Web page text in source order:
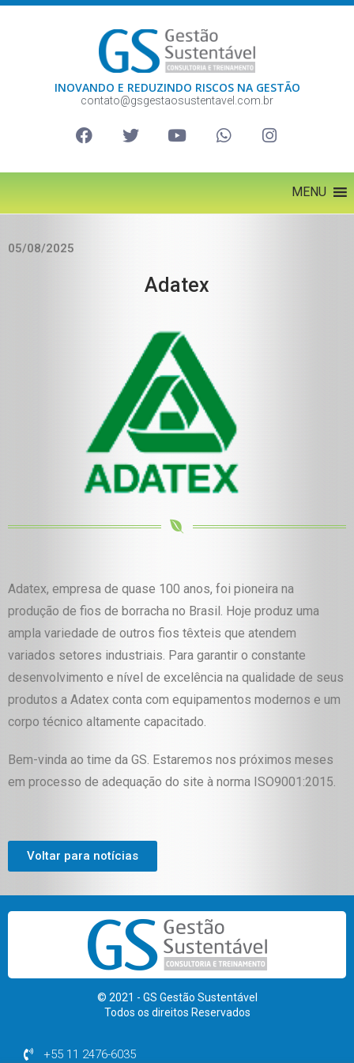
INOVANDO E REDUZINDO RISCOS NA GESTÃO
contato@gsgestaosustentavel.com.br
MENU
05/08/2025
Adatex
Adatex, empresa de quase 100 anos, foi pioneira na
produção de fios de borracha no Brasil. Hoje produz uma
ampla variedade de outros fios têxteis que atendem
variados setores industriais. Para garantir o constante
desenvolvimento e nível de excelência na qualidade de seus
produtos a Adatex conta com equipamentos modernos e um
corpo técnico altamente capacitado.
Bem-vinda ao time da GS. Estaremos nos próximos meses
em processo de adequação do site à norma ISO9001:2015.
Voltar para notícias
© 2021 - GS Gestão Sustentável
Todos os direitos Reservados
+55 11 2476-6035